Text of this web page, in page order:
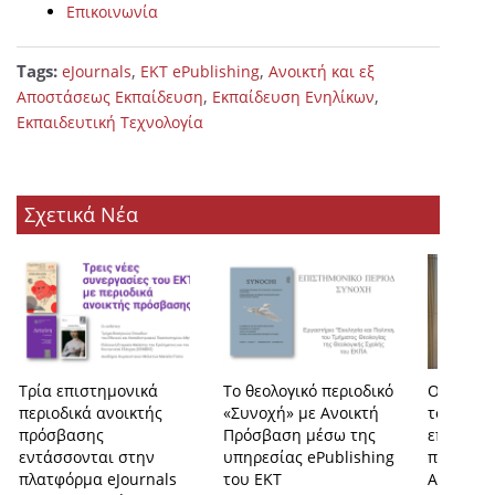
Επικοινωνία
Tags: eJournals, EKT ePublishing, Ανοικτή και εξ
Αποστάσεως Εκπαίδευση, Εκπαίδευση Ενηλίκων,
Εκπαιδευτική Τεχνολογία
Σχετικά Νέα
Τρία επιστημονικά
περιοδικά ανοικτής
πρόσβασης
εντάσσονται στην
πλατφόρμα eJournals
Το θεολογικό περιοδικό
«Συνοχή» με Ανοικτή
Πρόσβαση μέσω της
υπηρεσίας ePublishing
του ΕΚΤ
τόμος
Annals,